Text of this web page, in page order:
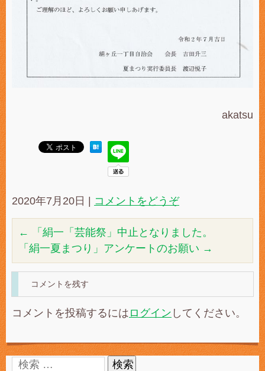
akatsu
2020年7月20日 コメントをどうぞ
←
「絹一「芸能祭」中止となりました。
「絹一夏まつり」アンケートのお願い →
コメントを残す
コメントを投稿するには ログイン してください。